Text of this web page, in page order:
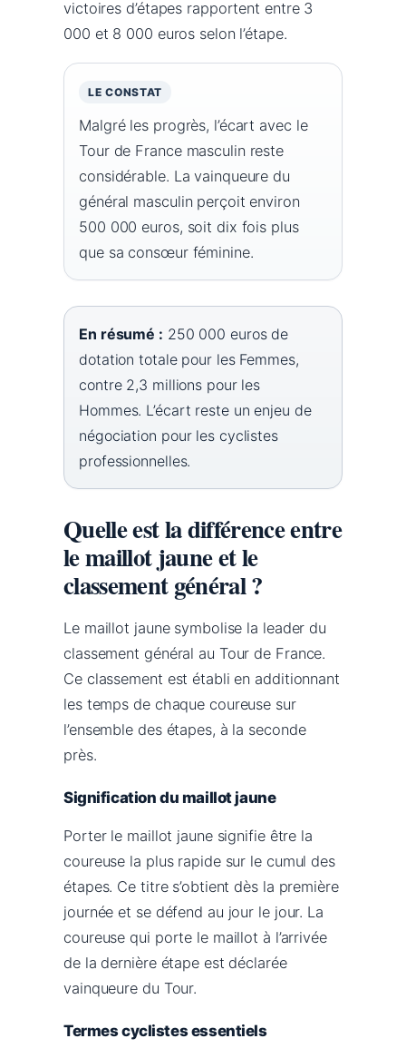
victoires d’étapes rapportent entre 3
000 et 8 000 euros selon l’étape.
LE CONSTAT
Malgré les progrès, l’écart avec le
Tour de France masculin reste
considérable. La vainqueure du
général masculin perçoit environ
500 000 euros, soit dix fois plus
que sa consœur féminine.
En résumé : 250 000 euros de
dotation totale pour les Femmes,
contre 2,3 millions pour les
Hommes. L’écart reste un enjeu de
négociation pour les cyclistes
professionnelles.
Quelle est la différence entre
le maillot jaune et le
classement général ?
Le maillot jaune symbolise la leader du
classement général au Tour de France.
Ce classement est établi en additionnant
les temps de chaque coureuse sur
l’ensemble des étapes, à la seconde
près.
Signification du maillot jaune
Porter le maillot jaune signifie être la
coureuse la plus rapide sur le cumul des
étapes. Ce titre s’obtient dès la première
journée et se défend au jour le jour. La
coureuse qui porte le maillot à l’arrivée
de la dernière étape est déclarée
vainqueure du Tour.
Termes cyclistes essentiels